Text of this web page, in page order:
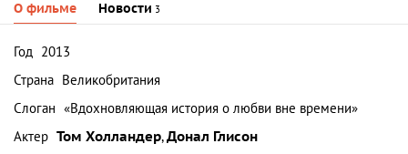
О фильме Новости 3
Год 2013
Страна Великобритания
Слоган «Вдохновляющая история о любви вне времени»
Актер Том Холландер,Донал Глисон